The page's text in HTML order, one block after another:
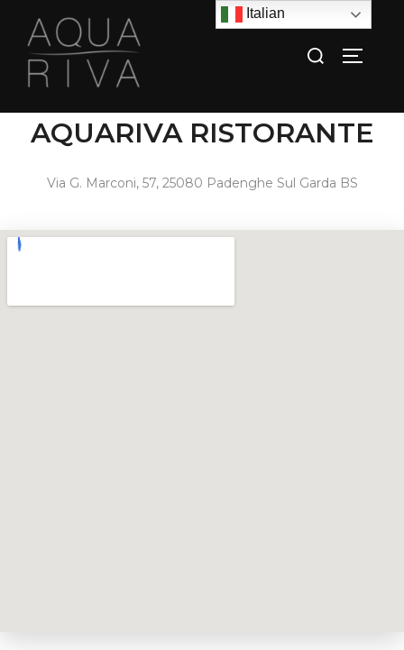
AQUARIVA RISTORANTE
Via G. Marconi, 57, 25080 Padenghe Sul Garda BS
Italian